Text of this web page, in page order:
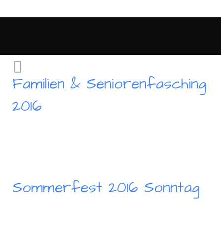
Familien & Seniorenfasching
2016
Sommerfest 2016 Sonntag